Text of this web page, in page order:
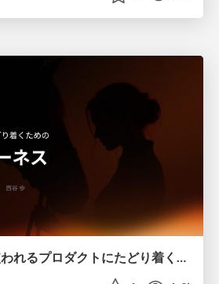
少人数チームで_使われるプロダクトにたどり着くための_デザインハーネス.pdf